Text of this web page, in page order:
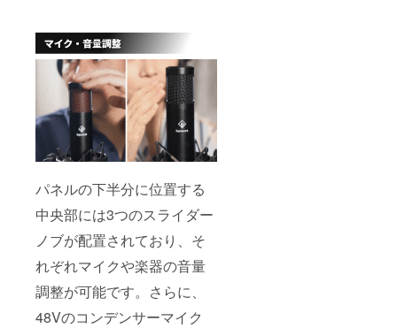
パネルの下半分に位置する
中央部には3つのスライダー
ノブが配置されており、そ
れぞれマイクや楽器の音量
調整が可能です。さらに、
48Vのコンデンサーマイク